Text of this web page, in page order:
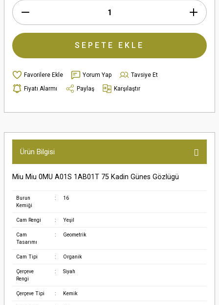
SEPETE EKLE
Yorum Yap
Tavsiye Et
Fiyatı Alarmı
Paylaş Karşılaştır
Ürün Bilgisi
Miu Miu 0MU A01S 1AB01T 75 Kadin Günes Gözlügü
Burun
Kemiği
: 16
Cam Rengi : Yeşil
Cam
Tasarımı
: Geometrik
Cam Tipi : Organik
Çerçeve
Rengi
: Siyah
Çerçeve Tipi : Kemik